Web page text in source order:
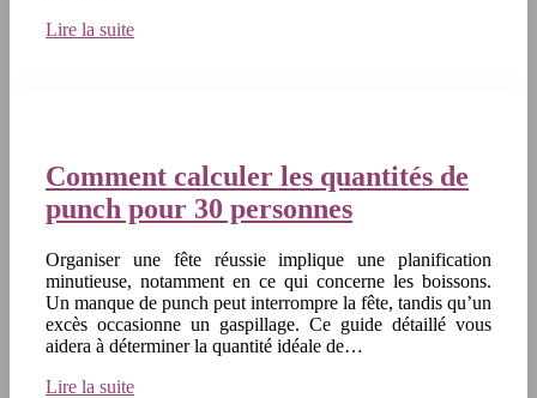
Lire la suite
Comment calculer les quantités de
punch pour 30 personnes
Organiser une fête réussie implique une planification
minutieuse, notamment en ce qui concerne les boissons.
Un manque de punch peut interrompre la fête, tandis qu’un
excès occasionne un gaspillage. Ce guide détaillé vous
aidera à déterminer la quantité idéale de…
Lire la suite